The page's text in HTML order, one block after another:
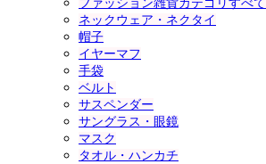
ファッション雑貨カテゴリすべて
ネックウェア・ネクタイ
帽子
イヤーマフ
手袋
ベルト
サスペンダー
サングラス・眼鏡
マスク
タオル・ハンカチ